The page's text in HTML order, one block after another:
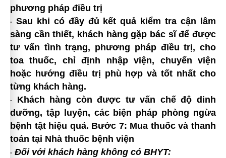
phương pháp điều trị
· Sau khi có đầy đủ kết quả kiểm tra cận lâm
sàng cần thiết, khách hàng gặp bác sĩ để được
tư vấn tình trạng, phương pháp điều trị, cho
toa thuốc, chỉ định nhập viện, chuyển viện
hoặc hướng điều trị phù hợp và tốt nhất cho
từng khách hàng.
·
Khách hàng còn được tư vấn chế độ dinh
dưỡng, tập luyện, các biện pháp phòng ngừa
bệnh tật hiệu quả. Bước 7: Mua thuốc và thanh
toán tại Nhà thuốc bệnh viện
· Đối với khách hàng không có BHYT: